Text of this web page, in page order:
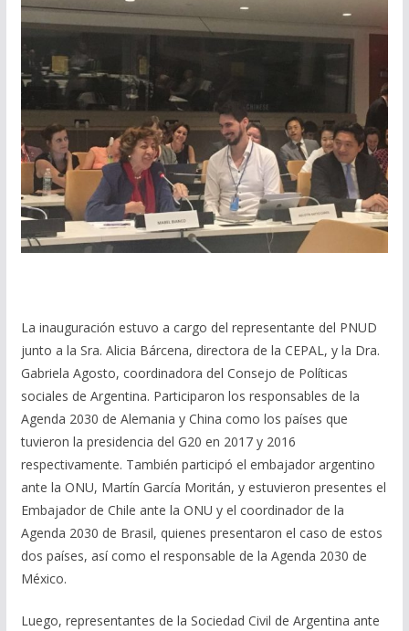
La inauguración estuvo a cargo del representante del PNUD
junto a la Sra. Alicia Bárcena, directora de la CEPAL, y la Dra.
Gabriela Agosto, coordinadora del Consejo de Políticas
sociales de Argentina. Participaron los responsables de la
Agenda 2030 de Alemania y China como los países que
tuvieron la presidencia del G20 en 2017 y 2016
respectivamente. También participó el embajador argentino
ante la ONU, Martín García Moritán, y estuvieron presentes el
Embajador de Chile ante la ONU y el coordinador de la
Agenda 2030 de Brasil, quienes presentaron el caso de estos
dos países, así como el responsable de la Agenda 2030 de
México.
Luego, representantes de la Sociedad Civil de Argentina ante